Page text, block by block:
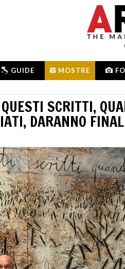
GUIDE MOSTRE
SCRITTI,
DARANNO